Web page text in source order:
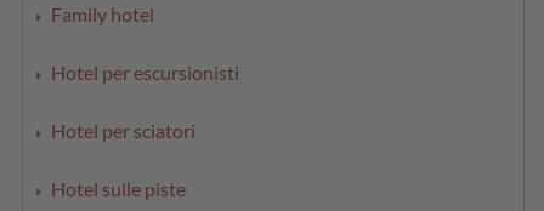
Family hotel
Hotel per escursionisti
Hotel per sciatori
Hotel sulle piste